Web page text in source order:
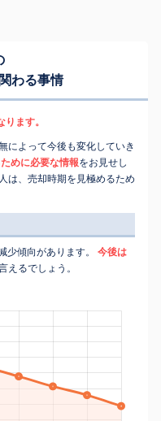
わる事情
ます。
によって今後も変化していき
めに必要な情報をお見せし
は、売却時期を見極めるため
傾向があります。
今後は
えるでしょう。